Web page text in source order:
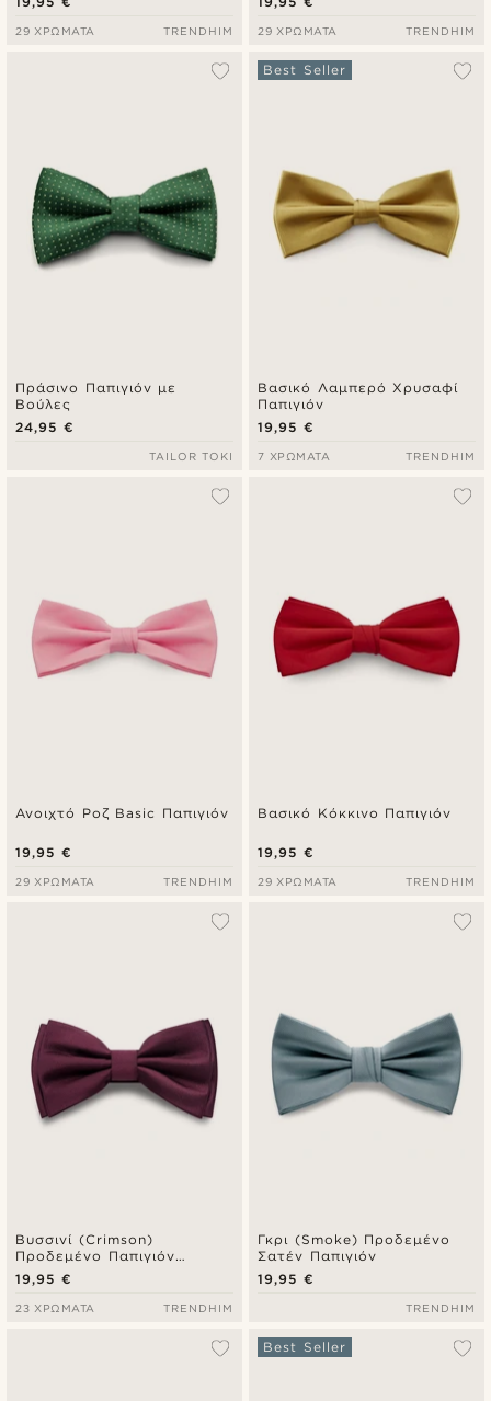
29 ΧΡΏΜΑΤΑ TRENDHIM 29 ΧΡΏΜΑΤΑ TRENDHIM
Πράσινο Παπιγιόν με
Βούλες
24,95 €
TAILOR TOKI
Βασικό Λαμπερό Χρυσαφί
Παπιγιόν
Best Seller
19,95 €
7 ΧΡΏΜΑΤΑ TRENDHIM
Ανοιχτό Ροζ Basic Παπιγιόν
19,95 €
29 ΧΡΏΜΑΤΑ TRENDHIM
Βασικό Κόκκινο Παπιγιόν
19,95 €
29 ΧΡΏΜΑΤΑ TRENDHIM
Βυσσινί (Crimson)
Προδεμένο Παπιγιόν
Ψαροκόκκαλο
19,95 €
23 ΧΡΏΜΑΤΑ TRENDHIM
Γκρι (Smoke) Προδεμένο
Σατέν Παπιγιόν
19,95 €
TRENDHIM
Best Seller